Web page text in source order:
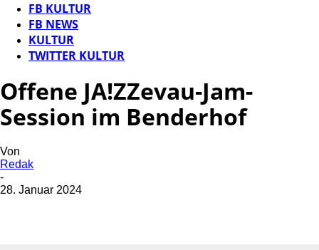
FB KULTUR
FB NEWS
KULTUR
TWITTER KULTUR
Offene JA!ZZevau-Jam-
Session im Benderhof
Von
Redak
-
28. Januar 2024